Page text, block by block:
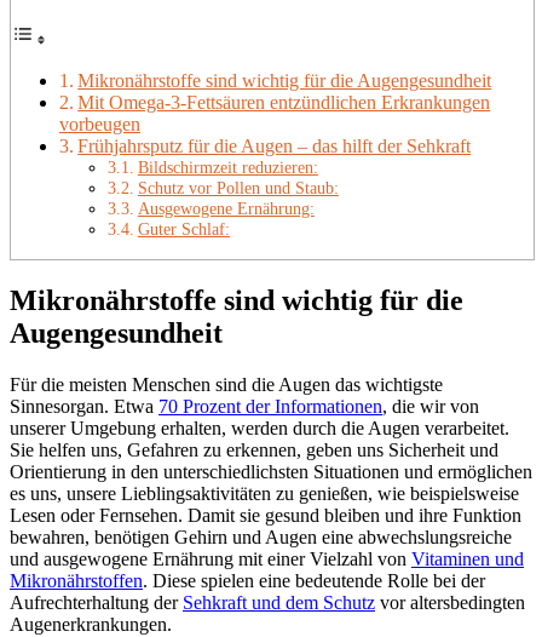
Mikronährstoffe sind wichtig für die Augengesundheit
Mit Omega-3-Fettsäuren entzündlichen Erkrankungen
vorbeugen
Frühjahrsputz für die Augen – das hilft der Sehkraft
Bildschirmzeit reduzieren:
Schutz vor Pollen und Staub:
Ausgewogene Ernährung:
Guter Schlaf:
Mikronährstoffe sind wichtig für die
Augengesundheit
Für die meisten Menschen sind die Augen das wichtigste
Sinnesorgan. Etwa 70 Prozent der Informationen, die wir von
unserer Umgebung erhalten, werden durch die Augen verarbeitet.
Sie helfen uns, Gefahren zu erkennen, geben uns Sicherheit und
Orientierung in den unterschiedlichsten Situationen und ermöglichen
es uns, unsere Lieblingsaktivitäten zu genießen, wie beispielsweise
Lesen oder Fernsehen. Damit sie gesund bleiben und ihre Funktion
bewahren, benötigen Gehirn und Augen eine abwechslungsreiche
und ausgewogene Ernährung mit einer Vielzahl von Vitaminen und
Mikronährstoffen. Diese spielen eine bedeutende Rolle bei der
Aufrechterhaltung der Sehkraft und dem Schutz vor altersbedingten
Augenerkrankungen.